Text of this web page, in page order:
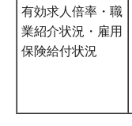
有効求人倍率・職
業紹介状況・雇用
保険給付状況